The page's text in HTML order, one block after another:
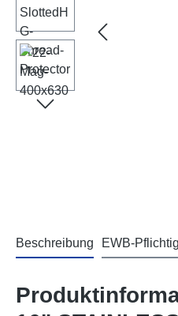
Beschreibung EWB-Pflichtig